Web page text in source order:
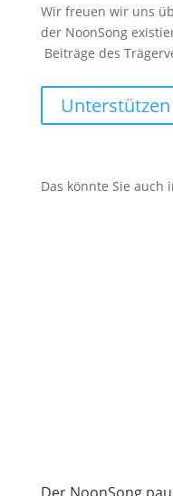
Wir freuen wir uns
der NoonSong
Beiträge des
Unterstützen
Das könnte Sie auch